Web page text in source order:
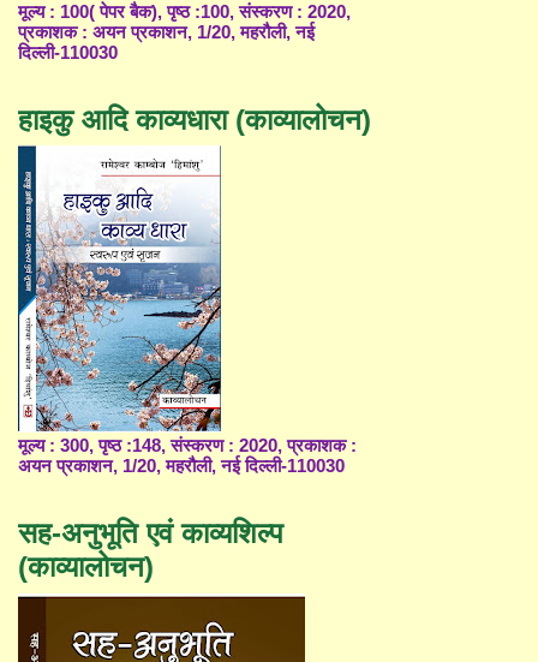
मूल्य : 100( पेपर बैक), पृष्ठ :100, संस्करण : 2020,
प्रकाशक : अयन प्रकाशन, 1/20, महरौली, नई
दिल्ली-110030
हाइकु आदि काव्यधारा (काव्यालोचन)
मूल्य : 300, पृष्ठ :148, संस्करण : 2020, प्रकाशक :
अयन प्रकाशन, 1/20, महरौली, नई दिल्ली-110030
सह-अनुभूति एवं काव्यशिल्प
(काव्यालोचन)